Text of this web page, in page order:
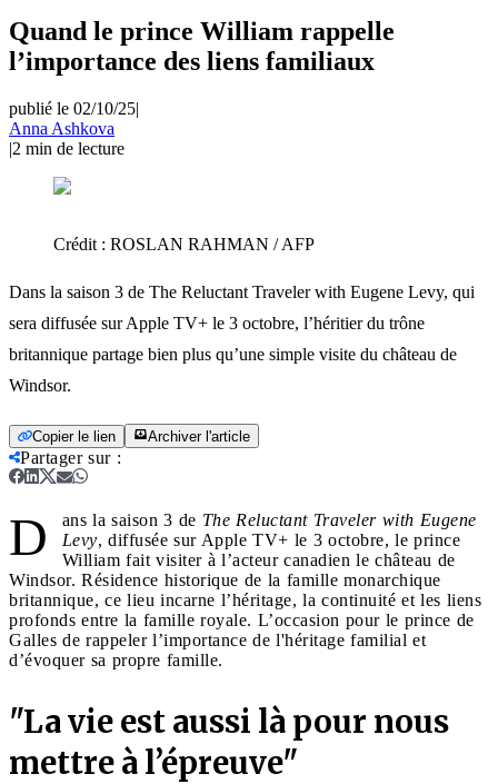
Quand le prince William rappelle
l’importance des liens familiaux
publié le 02/10/25|
Anna Ashkova
|2 min de lecture
Crédit : ROSLAN RAHMAN / AFP
Dans la saison 3 de The Reluctant Traveler with Eugene Levy, qui
sera diffusée sur Apple TV+ le 3 octobre, l’héritier du trône
britannique partage bien plus qu’une simple visite du château de
Windsor.
Copier le lien Archiver l'article
Partager sur:
D ans la saison 3 de The Reluctant Traveler with Eugene
Levy, diffusée sur Apple TV+ le 3 octobre, le prince
William fait visiter à l’acteur canadien le château de
Windsor. Résidence historique de la famille monarchique
britannique, ce lieu incarne l’héritage, la continuité et les liens
profonds entre la famille royale. L’occasion pour le prince de
Galles de rappeler l’importance de l'héritage familial et
d’évoquer sa propre famille.
"La vie est aussi là pour nous
mettre à l’épreuve"